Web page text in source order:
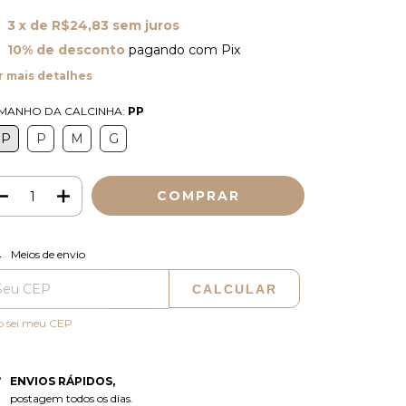
3 x de R$24,83 sem juros
10% de desconto pagando com Pix
mais detalhes
DA CALCINHA: PP
P M G
para o CEP:
Meios de envio
CALCULAR
sei meu CEP
ENVIOS RÁPIDOS,
postagem todos os dias.